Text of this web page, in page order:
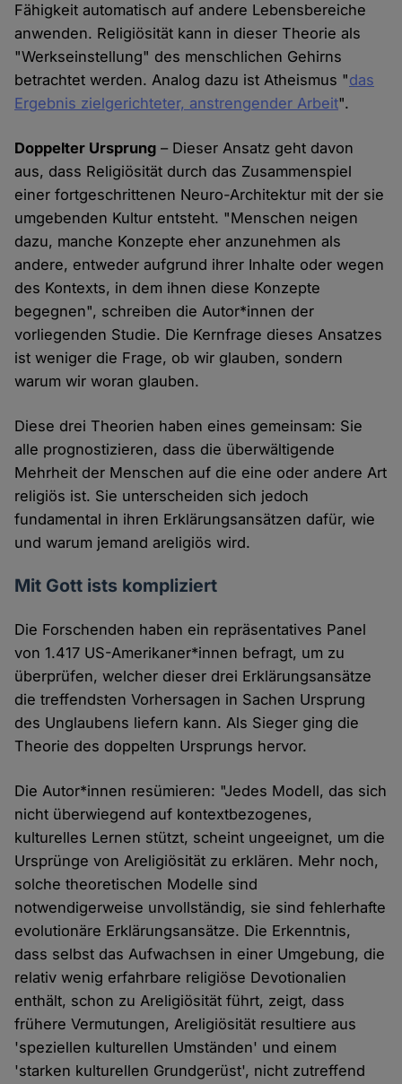
Fähigkeit automatisch auf andere Lebensbereiche
anwenden. Religiösität kann in dieser Theorie als
"Werkseinstellung" des menschlichen Gehirns
betrachtet werden. Analog dazu ist Atheismus "das
Ergebnis zielgerichteter, anstrengender Arbeit".
Doppelter Ursprung – Dieser Ansatz geht davon
aus, dass Religiösität durch das Zusammenspiel
einer fortgeschrittenen Neuro-Architektur mit der sie
umgebenden Kultur entsteht. "Menschen neigen
dazu, manche Konzepte eher anzunehmen als
andere, entweder aufgrund ihrer Inhalte oder wegen
des Kontexts, in dem ihnen diese Konzepte
begegnen", schreiben die Autor*innen der
vorliegenden Studie. Die Kernfrage dieses Ansatzes
ist weniger die Frage, ob wir glauben, sondern
warum wir woran glauben.
Diese drei Theorien haben eines gemeinsam: Sie
alle prognostizieren, dass die überwältigende
Mehrheit der Menschen auf die eine oder andere Art
religiös ist. Sie unterscheiden sich jedoch
fundamental in ihren Erklärungsansätzen dafür, wie
und warum jemand areligiös wird.
Mit Gott ists kompliziert
Die Forschenden haben ein repräsentatives Panel
von 1.417 US-Amerikaner*innen befragt, um zu
überprüfen, welcher dieser drei Erklärungsansätze
die treffendsten Vorhersagen in Sachen Ursprung
des Unglaubens liefern kann. Als Sieger ging die
Theorie des doppelten Ursprungs hervor.
Die Autor*innen resümieren: "Jedes Modell, das sich
nicht überwiegend auf kontextbezogenes,
kulturelles Lernen stützt, scheint ungeeignet, um die
Ursprünge von Areligiösität zu erklären. Mehr noch,
solche theoretischen Modelle sind
notwendigerweise unvollständig, sie sind fehlerhafte
evolutionäre Erklärungsansätze. Die Erkenntnis,
dass selbst das Aufwachsen in einer Umgebung, die
relativ wenig erfahrbare religiöse Devotionalien
enthält, schon zu Areligiösität führt, zeigt, dass
frühere Vermutungen, Areligiösität resultiere aus
'speziellen kulturellen Umständen' und einem
'starken kulturellen Grundgerüst', nicht zutreffend